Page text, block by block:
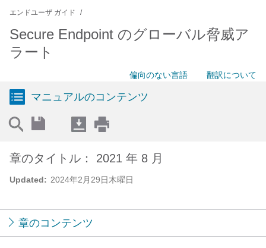
エンドユーザ ガイド
Secure Endpoint のグローバル脅威ア
ラート
偏向のない言語 翻訳について
マニュアルのコンテンツ
Updated: 2024年2月29日木曜日
章のタイトル： 2021 年 8 月
章のコンテンツ